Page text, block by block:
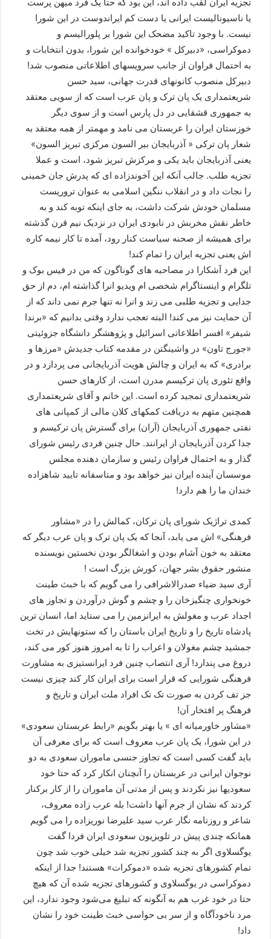
یا ناسیونالیست ایرانی یا دست کم ایراندوست در این شورا
نیست. با وجود تاکید مضحک این شورا بر پلورالیسم و
دموکراسی، «دبیرکل » خودخوانده این شورا، بدون انتخابات و
به احتمال فراوان از جانب سرویسهای اطلاعاتی منصوب شد!
دبیرکل منصوب کانونهای قدرت جهانی، سید حسن
شریعتمداری یک پان ترک و پان عرب است که از سویی معتقد
به جمهوری قشقایی در دل پارس است و از سوی دیگر
خوزستان ایران را عربستان می نامد و مهمتر از همه معتقد به
شعار پان ترکی « آذربایجان بیر السون مرکزی تبریز السون»
یعنی آذربایجان باید یکی و مرکزش تبریز شود، است و عملا
تجزیه طلب. جالب آنکه این آخوندزاده ای که پدرش جان خمینی
را نجات داد و در انقلاب ننگین اسلامی به عنوان تروریست
مسلمان خودش شرکت داشت، به جای اینکه توبه کند و به
خاطر نقش مخربش در نابودی ایران در نزدیک نیم قرن گذشته
برای همیشه از صحنه سیاست کنار رود، آمده تا کار نیمه کاره
اش یعنی تجزیه ایران را تمام کند!
این فرد آشکارا در مصاحبه های گوناگون که من در فیس بوک و
تلگرام و اینستاگرام شخصی ام ویدیو انرا گذاشته ام، دم از حق
جدایی و تجزیه طلبی می زند و انرا نه تنها جرم نمی داند که از
آن حمایت نیز می کند! البته تعجب ندارد وقتی بدانیم که «برندا
شیفر» افسر اطلاعاتی اسرائیل و پژوهشگر دانشگاه جزوئیتی
«جورج تاون» در واشینگتن در مقدمه کتاب جدیدش «مرزها و
برادری» که به ایران و چالش هویت آذربایجانی می پردازد و در
واقع تئوری پان ترکیسم مدرن است، از کارهای حسن
شریعتمداری تمجید کرده است. این خانم و آقای شریعتمداری
همچنین متهم به دریافت کمکهای کلان مالی از کمپانی های
نفتی جمهوری آذربایجان (آران) برای گسترش پان ترکیسم و
جدا کردن آذربایجان از ایرانند. حال چنین فردی رئیس شورای
گذار و به احتمال فراوان رئیس و سازمان دهنده مجلس
موسسان آینده ایران نیز خواهد بود و متاسفانه تایید شاهزاده
خندان ما را هم دارد!
کمدی تراژیک شورای پان ترکان، کمالش را در «مشاور
فرهنگی» اش می یابد، آنجا که یک پان ترک و پان عرب دیگر که
معتقد به خون آشام بودن و اشغالگر بودن نخستین نویسنده
منشور حقوق بشر جهان، کورش بزرگ است !
آری سید ضیاء صدرالاشرافی را می گویم که با خبث طینت
خونخواری چنگیزخان را و چشم و گوش درآوردن و تجاوز های
اجداد عرب و مغولش به ایرانزمین را می ستاید اما، انسان ترین
پادشاه تاریخ را و تاریخ ایران باستان را که ستونهایش در تخت
جمشید چشم مغولان و اعراب را تا به امروز هنوز کور می کند،
دروغ می پندارد! آری انتصاب چنین فرد ایرانستیزی به مشاورت
فرهنگی شورایی که قرار است برای ایران کار کند چیزی نیست
جز تف کردن به صورت تک تک افراد ملت ایران و تاریخ و
فرهنگ پر افتخار آن!
«مشاور خاورمیانه ای » یا بهتر بگویم «رابط عربستان سعودی»
در این شورا، یک پان عرب معروف است که برای معرفی آن
باید گفت کسی است که تجاوز جنسی ماموران سعودی به دو
نوجوان ایرانی در عربستان را آنچنان انکار کرد که حتا خود
سعودیها نیز نکردند و پس از مدتی آن ماموران را از کار برکنار
کردند که نشان از جرم آنها داشت! بله عرب زاده معروف،
شاعر و روزنامه نگار عرب سید علیرضا نوریزاده را می گویم
همانکه چندی پیش در تلویزیون سعودی ایران فردا گفت
یوگسلاوی اگر به چند کشور تجزیه شد خیلی خوب شد چون
تمام کشورهای تجزیه شده «دموکرات» هستند! جدا از اینکه
دموکراسی در یوگسلاوی و کشورهای تجزیه شده آن که هیچ
حتا در خود غرب هم به آنگونه که تبلیغ می‌شود وجود ندارد، این
مرد ناخودآگاه و از سر بی حواسی خبث طینت خود را نشان
داد!